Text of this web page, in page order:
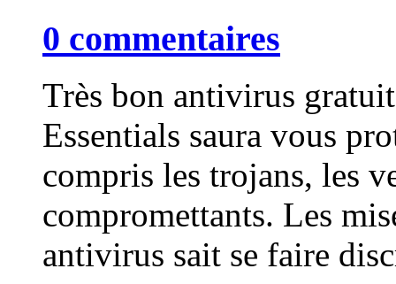
0 commentaires
Très bon antivirus
Essentials saura vous
compris les trojans, les
compromettants. Les
antivirus sait se faire